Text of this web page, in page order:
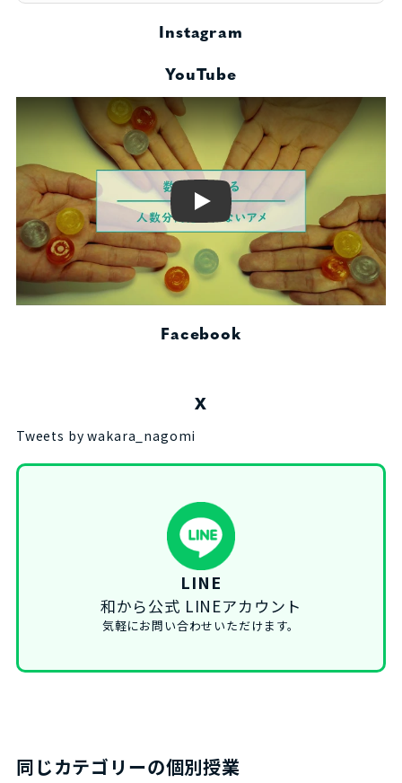
Instagram
YouTube
Play
Facebook
X
Tweets by wakara_nagomi
LINE
和から公式 LINEアカウント
気軽にお問い合わせいただけます。
同じカテゴリーの個別授業